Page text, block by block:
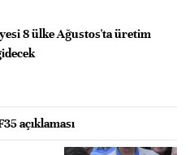
8 ülke Ağustos'ta üretim
açıklaması